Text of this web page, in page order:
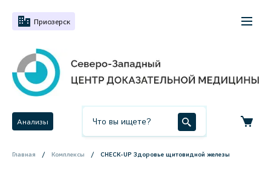
Приозерск
Анализы
Главная Комплексы CHECK-UP Здоровье щитовидной железы